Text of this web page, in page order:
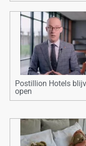
Postillion Hotels
open